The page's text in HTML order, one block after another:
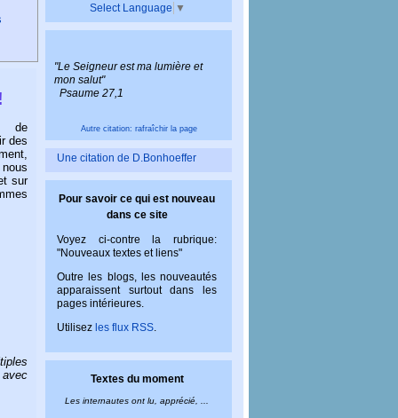
de
des
sur
avec
Select Language ▼
"Le Seigneur est ma lumière et
mon salut"
Psaume 27,1
Autre citation: rafraîchir la page
Une citation de D.Bonhoeffer
Pour savoir ce qui est nouveau
dans ce site
Voyez ci-contre la rubrique:
"Nouveaux textes et liens"
Outre les blogs, les nouveautés
apparaissent surtout dans les
pages intérieures.
Utilisez les flux RSS.
Textes du moment
Les internautes ont lu, apprécié, ...